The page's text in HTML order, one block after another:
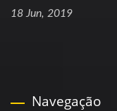
18 Jun, 2019
Navegação